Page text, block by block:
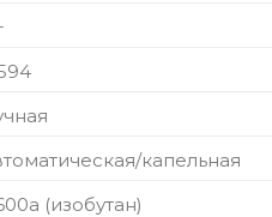
капельная
(изобутан)